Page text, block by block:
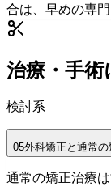
初診相談を予約
合は、早めの専
治療・手術
検討系
05外科矯正と通常の
通常の矯正治療